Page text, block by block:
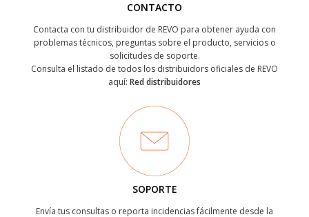
CONTACTO
Contacta con tu distribuidor de REVO para obtener ayuda con
problemas técnicos, preguntas sobre el producto, servicios o
solicitudes de soporte.
Consulta el listado de todos los distribuidors oficiales de REVO
aquí: Red distribuidores
SOPORTE
Envía tus consultas o reporta incidencias fácilmente desde la